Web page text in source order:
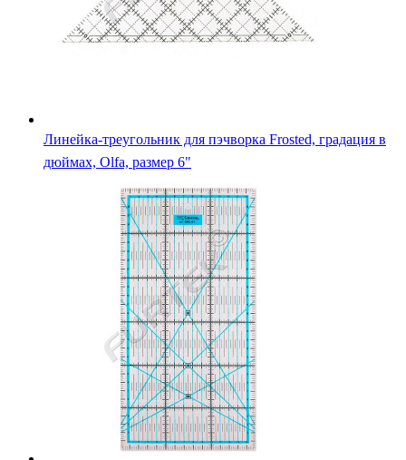
Линейка-треугольник для пэчворка Frosted, градация в
дюймах, Olfa, размер 6"